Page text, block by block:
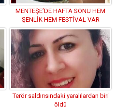
MENTEŞE’DE HAFTA SONU HEM
ŞENLİK HEM FESTİVAL VAR
Terör saldırısındaki yaralılardan biri
öldü